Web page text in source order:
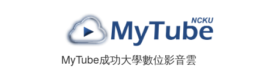
MyTube成功大學數位影音雲